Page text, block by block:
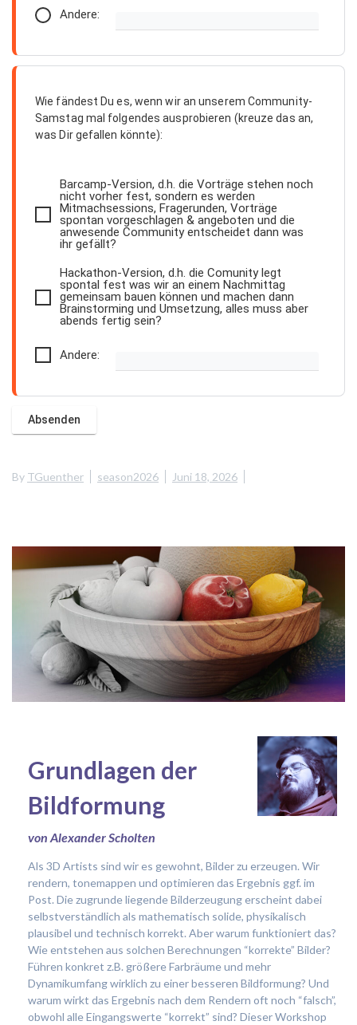
Andere:
Wie fändest Du es, wenn wir an unserem Community-
Samstag mal folgendes ausprobieren (kreuze das an,
was Dir gefallen könnte):
Barcamp-Version, d.h. die Vorträge stehen noch
nicht vorher fest, sondern es werden
Mitmachsessions, Fragerunden, Vorträge
spontan vorgeschlagen & angeboten und die
anwesende Community entscheidet dann was
ihr gefällt?
Hackathon-Version, d.h. die Comunity legt
spontal fest was wir an einem Nachmittag
gemeinsam bauen können und machen dann
Brainstorming und Umsetzung, alles muss aber
abends fertig sein?
Andere:
By TGuenther season2026 Juni 18, 2026
Grundlagen der
Bildformung
von Alexander Scholten
Als 3D Artists sind wir es gewohnt, Bilder zu erzeugen. Wir
rendern, tonemappen und optimieren das Ergebnis ggf. im
Post. Die zugrunde liegende Bilderzeugung erscheint dabei
selbstverständlich als mathematisch solide, physikalisch
plausibel und technisch korrekt. Aber warum funktioniert das?
Wie entstehen aus solchen Berechnungen “korrekte” Bilder?
Führen konkret z.B. größere Farbräume und mehr
Dynamikumfang wirklich zu einer besseren Bildformung? Und
warum wirkt das Ergebnis nach dem Rendern oft noch “falsch”,
obwohl alle Eingangswerte “korrekt” sind? Dieser Workshop